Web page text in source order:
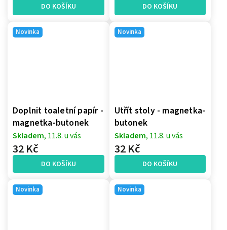
DO KOŠÍKU DO KOŠÍKU
Novinka
Doplnit toaletní papír -
magnetka-butonek
Skladem, 11.8. u vás
32 Kč
DO KOŠÍKU
Novinka
Utřít stoly - magnetka-
butonek
Skladem, 11.8. u vás
32 Kč
DO KOŠÍKU
Novinka Novinka